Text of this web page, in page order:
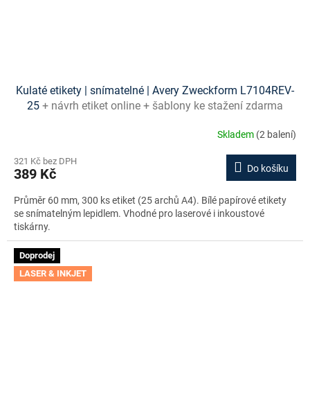
Kulaté etikety | snímatelné | Avery Zweckform L7104REV-
25 + návrh etiket online + šablony ke stažení zdarma
Skladem (2 balení)
321 Kč bez DPH
389 Kč Do košíku
Průměr 60 mm, 300 ks etiket (25 archů A4). Bílé papírové etikety
se snímatelným lepidlem. Vhodné pro laserové i inkoustové
tiskárny.
Doprodej
LASER & INKJET